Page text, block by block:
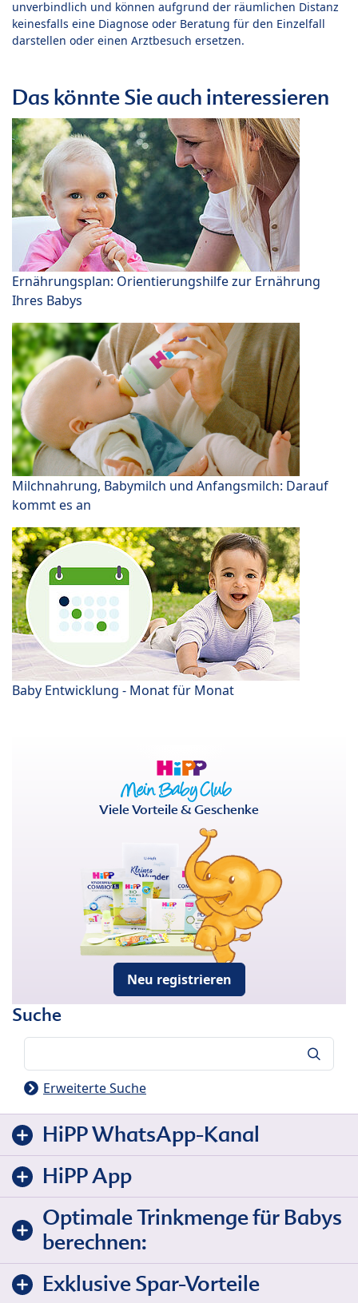
unverbindlich und können aufgrund der räumlichen Distanz
keinesfalls eine Diagnose oder Beratung für den Einzelfall
darstellen oder einen Arztbesuch ersetzen.
Das könnte Sie auch interessieren
Ernährungsplan: Orientierungshilfe zur Ernährung
Ihres Babys
Milchnahrung, Babymilch und Anfangsmilch: Darauf
kommt es an
Baby Entwicklung - Monat für Monat
Viele Vorteile & Geschenke
Neu registrieren
Suche
Erweiterte Suche
HiPP WhatsApp-Kanal
HiPP App
Optimale Trinkmenge für Babys
berechnen:
Exklusive Spar-Vorteile